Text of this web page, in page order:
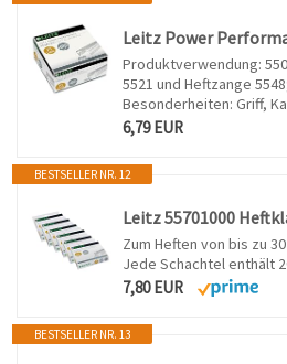
Produktverwendung:
5521 und Heftzange
Besonderheiten: Griff,
6,79 EUR
BESTSELLER NR. 12
Zum Heften von bis zu
Jede Schachtel enthält
7,80 EUR
BESTSELLER NR. 13